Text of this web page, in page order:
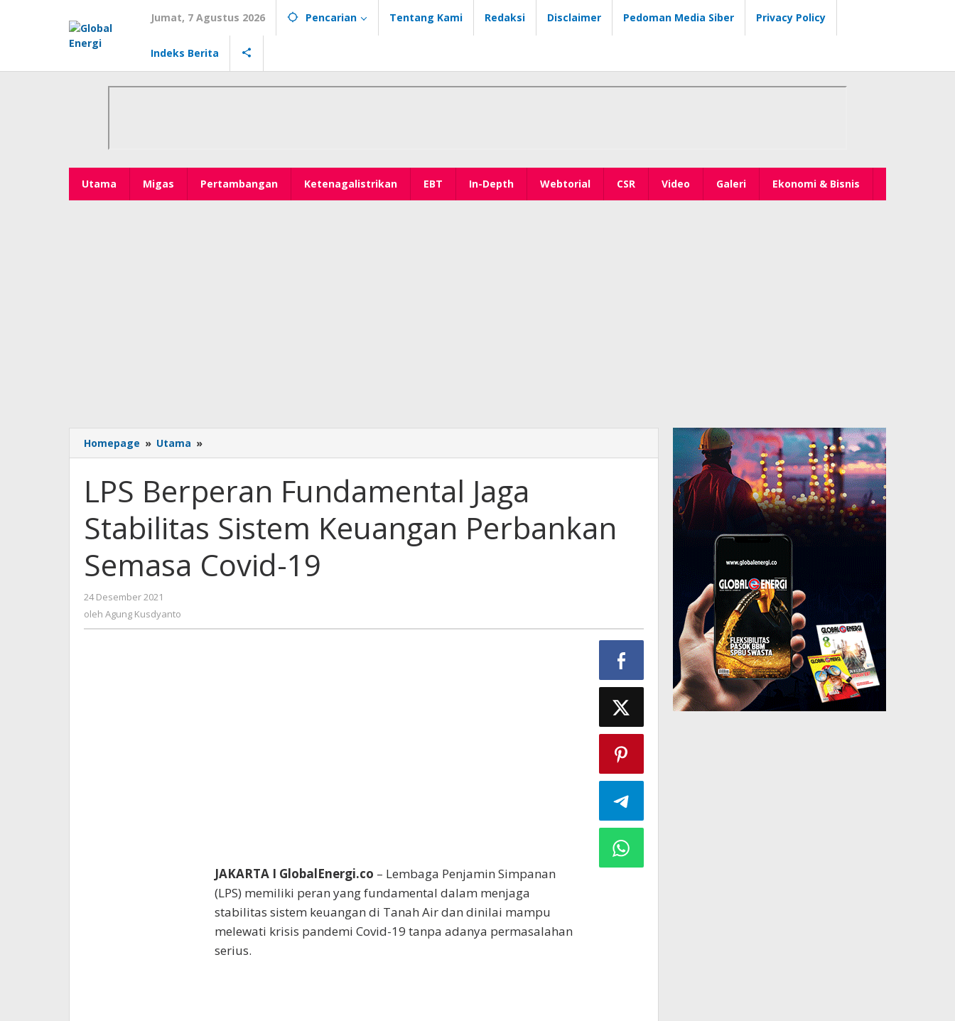
Jumat, 7 Agustus 2026 Pencarian Tentang Kami Redaksi Disclaimer Pedoman Media Siber Privacy Policy
Indeks Berita
Utama Migas Pertambangan Ketenagalistrikan EBT In-Depth Webtorial CSR Video Galeri Ekonomi & Bisnis
Homepage » Utama »
Berperan
Jaga
Stabilitas
Sistem
Keuangan
Semasa
Covid-
LPS Berperan Fundamental Jaga
Stabilitas Sistem Keuangan Perbankan
Semasa Covid-19
24 Desember 2021
Agung
oleh Agung Kusdyanto
JAKARTA I GlobalEnergi.co – Lembaga Penjamin Simpanan
(LPS) memiliki peran yang fundamental dalam menjaga
stabilitas sistem keuangan di Tanah Air dan dinilai mampu
melewati krisis pandemi Covid-19 tanpa adanya permasalahan
serius.